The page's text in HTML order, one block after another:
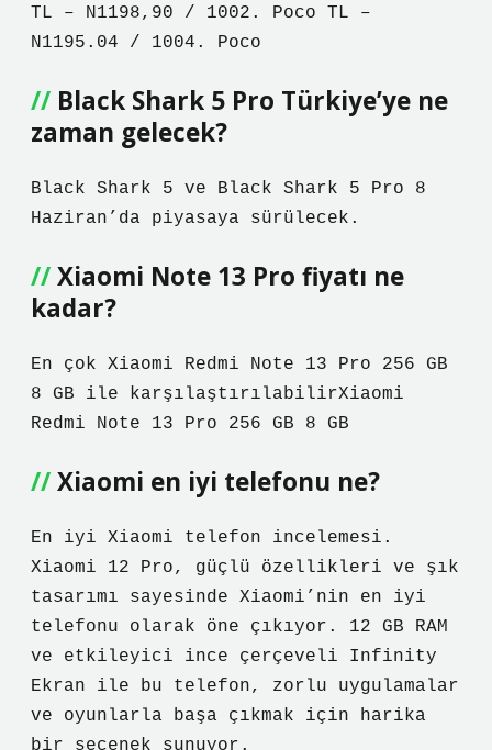
TL – N1198,90 / 1002. Poco TL –
N1195.04 / 1004. Poco
Black Shark 5 Pro Türkiye’ye ne
zaman gelecek?
Black Shark 5 ve Black Shark 5 Pro 8
Haziran’da piyasaya sürülecek.
Xiaomi Note 13 Pro fiyatı ne
kadar?
En çok Xiaomi Redmi Note 13 Pro 256 GB
8 GB ile karşılaştırılabilirXiaomi
Redmi Note 13 Pro 256 GB 8 GB
Xiaomi en iyi telefonu ne?
En iyi Xiaomi telefon incelemesi.
Xiaomi 12 Pro, güçlü özellikleri ve şık
tasarımı sayesinde Xiaomi’nin en iyi
telefonu olarak öne çıkıyor. 12 GB RAM
ve etkileyici ince çerçeveli Infinity
Ekran ile bu telefon, zorlu uygulamalar
ve oyunlarla başa çıkmak için harika
bir seçenek sunuyor.